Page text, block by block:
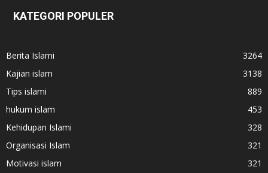
KATEGORI POPULER
Berita Islami
3264
Kajian islam
3138
Tips islami
889
hukum islam
453
Kehidupan Islami
328
Organisasi Islam
321
Motivasi islam
321